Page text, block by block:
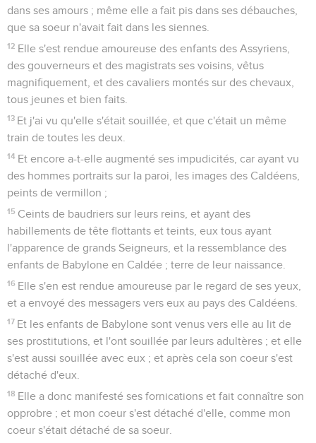
dans ses amours ; même elle a fait pis dans ses débauches,
que sa soeur n'avait fait dans les siennes.
12 Elle s'est rendue amoureuse des enfants des Assyriens,
des gouverneurs et des magistrats ses voisins, vêtus
magnifiquement, et des cavaliers montés sur des chevaux,
tous jeunes et bien faits.
13 Et j'ai vu qu'elle s'était souillée, et que c'était un même
train de toutes les deux.
14 Et encore a-t-elle augmenté ses impudicités, car ayant vu
des hommes portraits sur la paroi, les images des Caldéens,
peints de vermillon ;
15 Ceints de baudriers sur leurs reins, et ayant des
habillements de tête flottants et teints, eux tous ayant
l'apparence de grands Seigneurs, et la ressemblance des
enfants de Babylone en Caldée ; terre de leur naissance.
16 Elle s'en est rendue amoureuse par le regard de ses yeux,
et a envoyé des messagers vers eux au pays des Caldéens.
17 Et les enfants de Babylone sont venus vers elle au lit de
ses prostitutions, et l'ont souillée par leurs adultères ; et elle
s'est aussi souillée avec eux ; et après cela son coeur s'est
détaché d'eux.
18 Elle a donc manifesté ses fornications et fait connaître son
opprobre ; et mon coeur s'est détaché d'elle, comme mon
coeur s'était détaché de sa soeur.